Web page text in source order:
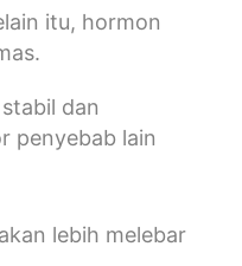
itu, hormon
dan
penyebab lain
lebih melebar